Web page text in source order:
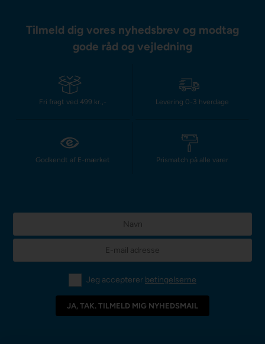
Tilmeld dig vores nyhedsbrev og modtag
gode råd og vejledning
Fri fragt ved 499 kr.,- Levering 0-3 hverdage
Godkendt af E-mærket Prismatch på alle varer
Jeg accepterer betingelserne